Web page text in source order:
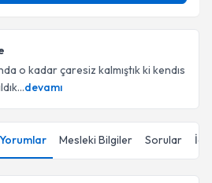
o kadar çaresiz kalmıştık ki kendıs
devamı
Yorumlar Mesleki Bilgiler Sorular